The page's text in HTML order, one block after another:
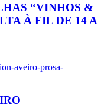
“VINHOS &
À FIL DE 14 A
aveiro-prosa-